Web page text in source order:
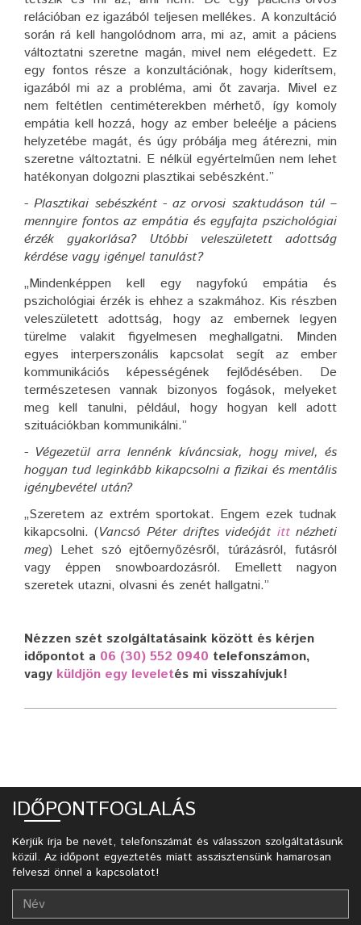
relációban ez igazából teljesen mellékes. A konzultáció
során rá kell hangolódnom arra, mi az, amit a páciens
változtatni szeretne magán, mivel nem elégedett. Ez
egy fontos része a konzultációnak, hogy kiderítsem,
igazából mi az a probléma, ami őt zavarja. Mivel ez
nem feltétlen centiméterekben mérhető, így komoly
empátia kell hozzá, hogy az ember beleélje a páciens
helyzetébe magát, és úgy próbálja meg átérezni, min
szeretne változtatni. E nélkül egyértelműen nem lehet
hatékonyan dolgozni plasztikai sebészként.”
- Plasztikai sebészként - az orvosi szaktudáson túl –
mennyire fontos az empátia és egyfajta pszichológiai
érzék gyakorlása? Utóbbi veleszületett adottság
kérdése vagy igényel tanulást?
„Mindenképpen kell egy nagyfokú empátia és
pszichológiai érzék is ehhez a szakmához. Kis részben
veleszületett adottság, hogy az embernek legyen
türelme valakit figyelmesen meghallgatni. Minden
egyes interperszonális kapcsolat segít az ember
kommunikációs képességének fejlődésében. De
természetesen vannak bizonyos fogások, melyeket
meg kell tanulni, például, hogy hogyan kell adott
szituációkban kommunikálni.”
- Végezetül arra lennénk kíváncsiak, hogy mivel, és
hogyan tud leginkább kikapcsolni a fizikai és mentális
igénybevétel után?
„Szeretem az extrém sportokat. Engem ezek tudnak
kikapcsolni. (Vancsó Péter driftes videóját ittnézheti
meg) Lehet szó ejtőernyőzésről, túrázásról, futásról
vagy éppen snowboardozásról. Emellett nagyon
szeretek utazni, olvasni és zenét hallgatni.”
Nézzen szét szolgáltatásaink között és kérjen
időpontot a 06 (30) 552 0940 telefonszámon,
vagy küldjön egy leveletés mi visszahívjuk!
IDŐPONTFOGLALÁS
Kérjük írja be nevét, telefonszámát és válasszon szolgáltatásunk
közül. Az időpont egyeztetés miatt asszisztensünk hamarosan
felveszi önnel a kapcsolatot!